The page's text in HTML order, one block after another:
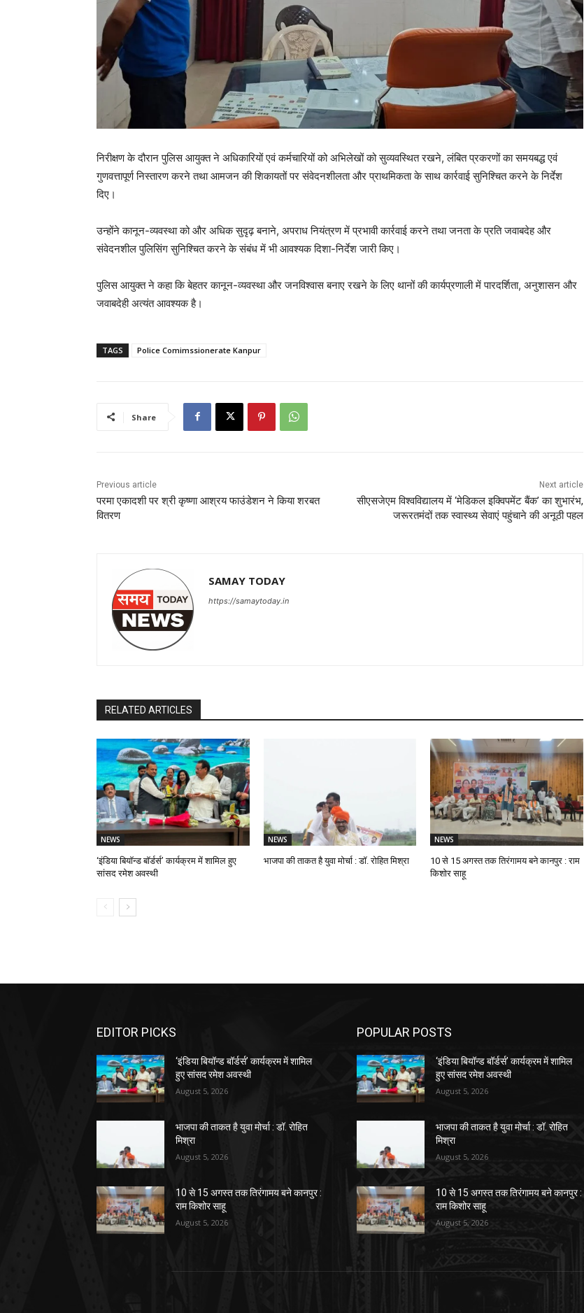
निरीक्षण के दौरान पुलिस आयुक्त ने अधिकारियों एवं कर्मचारियों को अभिलेखों को सुव्यवस्थित रखने, लंबित प्रकरणों का समयबद्ध एवं
गुणवत्तापूर्ण निस्तारण करने तथा आमजन की शिकायतों पर संवेदनशीलता और प्राथमिकता के साथ कार्रवाई सुनिश्चित करने के निर्देश
दिए।
उन्होंने कानून-व्यवस्था को और अधिक सुदृढ़ बनाने, अपराध नियंत्रण में प्रभावी कार्रवाई करने तथा जनता के प्रति जवाबदेह और
संवेदनशील पुलिसिंग सुनिश्चित करने के संबंध में भी आवश्यक दिशा-निर्देश जारी किए।
पुलिस आयुक्त ने कहा कि बेहतर कानून-व्यवस्था और जनविश्वास बनाए रखने के लिए थानों की कार्यप्रणाली में पारदर्शिता, अनुशासन और
जवाबदेही अत्यंत आवश्यक है।
TAGS Police Comimssionerate Kanpur
Share
Previous article
परमा एकादशी पर श्री कृष्णा आश्रय फाउंडेशन ने किया शरबत
वितरण
Next article
सीएसजेएम विश्वविद्यालय में ‘मेडिकल इक्विपमेंट बैंक’ का शुभारंभ,
जरूरतमंदों तक स्वास्थ्य सेवाएं पहुंचाने की अनूठी पहल
SAMAY TODAY
https://samaytoday.in
RELATED ARTICLES
NEWS
‘इंडिया बियॉन्ड बॉर्डर्स’ कार्यक्रम में शामिल हुए
सांसद रमेश अवस्थी
NEWS
भाजपा की ताकत है युवा मोर्चा : डॉ. रोहित मिश्रा
NEWS
10 से 15 अगस्त तक तिरंगामय बने कानपुर : राम
किशोर साहू
EDITOR PICKS
‘इंडिया बियॉन्ड बॉर्डर्स’ कार्यक्रम में शामिल
हुए सांसद रमेश अवस्थी
August 5, 2026
भाजपा की ताकत है युवा मोर्चा : डॉ. रोहित
मिश्रा
August 5, 2026
10 से 15 अगस्त तक तिरंगामय बने कानपुर :
राम किशोर साहू
August 5, 2026
POPULAR POSTS
‘इंडिया बियॉन्ड बॉर्डर्स’ कार्यक्रम में शामिल
हुए सांसद रमेश अवस्थी
August 5, 2026
भाजपा की ताकत है युवा मोर्चा : डॉ. रोहित
मिश्रा
August 5, 2026
10 से 15 अगस्त तक तिरंगामय बने कानपुर :
राम किशोर साहू
August 5, 2026